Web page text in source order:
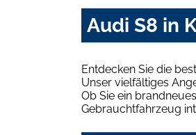
Audi S8 in
Entdecken Sie die
Unser vielfältiges
Ob Sie ein
Gebrauchtfahrzeug